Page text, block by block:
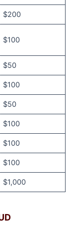
$200
$100
$50
$100
$50
$100
$100
$100
$1,000